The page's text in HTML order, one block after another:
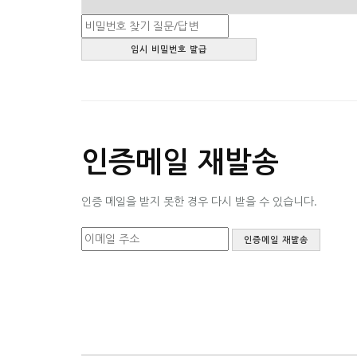
인증메일 재발송
인증 메일을 받지 못한 경우 다시 받을 수 있습니다.